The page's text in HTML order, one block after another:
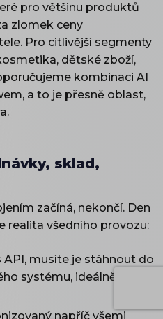
pro většinu produktů
zlomek ceny
Pro citlivější segmenty
dětské zboží,
kombinaci AI
a to je přesně oblast,
sklad,
začíná, nekončí. Den
realita všedního provozu:
musíte je stáhnout do
systému, ideálně
napříč všemi